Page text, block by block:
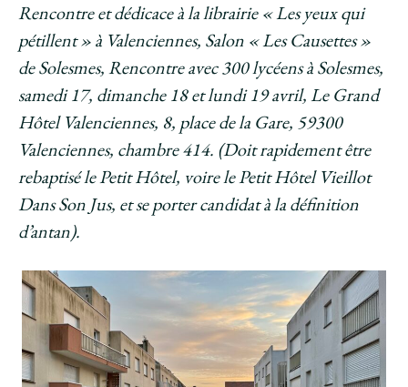
Rencontre et dédicace à la librairie « Les yeux qui
pétillent » à Valenciennes, Salon « Les Causettes »
de Solesmes, Rencontre avec 300 lycéens à Solesmes,
samedi 17, dimanche 18 et lundi 19 avril, Le Grand
Hôtel Valenciennes, 8, place de la Gare, 59300
Valenciennes, chambre 414. (Doit rapidement être
rebaptisé le Petit Hôtel, voire le Petit Hôtel Vieillot
Dans Son Jus, et se porter candidat à la définition
d’antan).